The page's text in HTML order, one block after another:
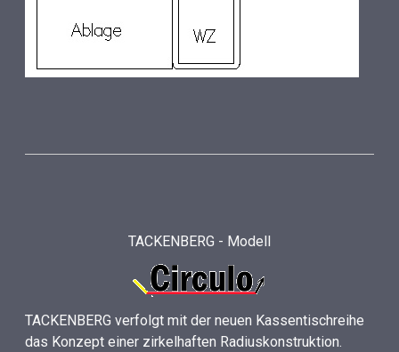
TACKENBERG - Modell
TACKENBERG verfolgt mit der neuen Kassentischreihe
das Konzept einer zirkelhaften Radiuskonstruktion.